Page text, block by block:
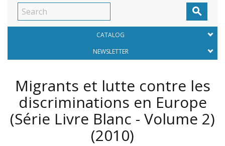

CATALOG
NEWSLETTER
Migrants et lutte contre les
discriminations en Europe
(Série Livre Blanc - Volume 2)
(2010)